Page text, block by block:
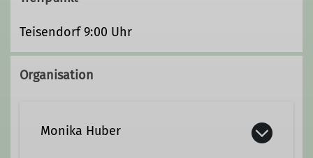
Teisendorf 9:00 Uhr
Organisation
Monika Huber